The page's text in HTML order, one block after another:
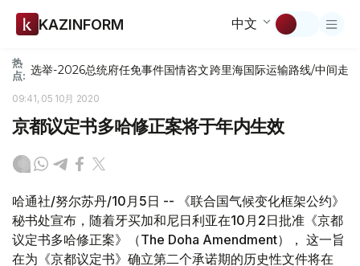
KAZINFORM 中文
热
点: 选举-2026总统府任免事件国情咨文跨里海国际运输路线/中间走廊
09:41, 05 10月 2020
京都议定书多哈修正案将于年内生效
哈通社/努尔苏丹/10月5日 -- 《联合国气候变化框架公约》
秘书处宣布，随着牙买加和尼日利亚在10月2日批准《京都
议定书多哈修正案》（The Doha Amendment）， 这一旨
在为《京都议定书》确立第二个承诺期的历史性文件将在